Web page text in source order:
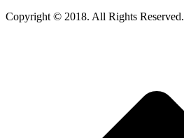
Copyright © 2018. All Rights Reserved.